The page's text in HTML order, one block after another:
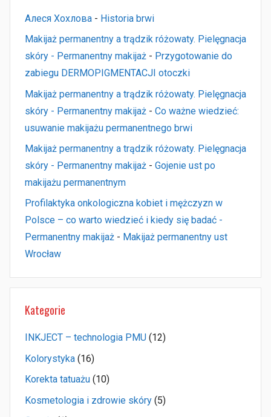
Алеся Хохлова - Historia brwi
Makijaż permanentny a trądzik różowaty. Pielęgnacja
skóry - Permanentny makijaż - Przygotowanie do
zabiegu DERMOPIGMENTACJI otoczki
Makijaż permanentny a trądzik różowaty. Pielęgnacja
skóry - Permanentny makijaż - Co ważne wiedzieć:
usuwanie makijażu permanentnego brwi
Makijaż permanentny a trądzik różowaty. Pielęgnacja
skóry - Permanentny makijaż - Gojenie ust po
makijażu permanentnym
Profilaktyka onkologiczna kobiet i mężczyzn w
Polsce – co warto wiedzieć i kiedy się badać -
Permanentny makijaż - Makijaż permanentny ust
Wrocław
Kategorie
INKJECT – technologia PMU (12)
Kolorystyka (16)
Korekta tatuażu (10)
Kosmetologia i zdrowie skóry (5)